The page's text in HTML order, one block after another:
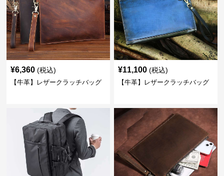
¥6,360 (税込)
【牛革】レザークラッチバッグ
¥11,100 (税込)
【牛革】レザークラッチバッグ